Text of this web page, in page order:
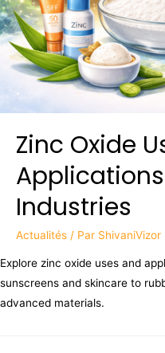
Zinc Oxide
Industries
Actualités / Par ShivaniVizor
Explore zinc oxide uses and
sunscreens and skincare to
advanced materials.